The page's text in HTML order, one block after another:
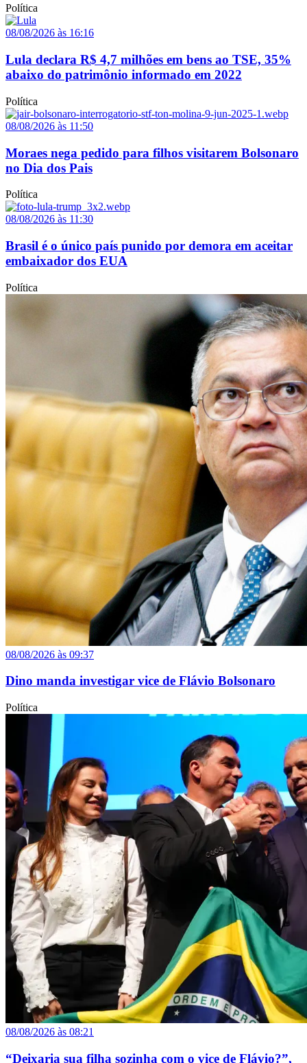
Política
08/08/2026 às 16:16
Lula declara R$ 4,7 milhões em bens ao TSE, 35%
abaixo do patrimônio informado em 2022
Política
08/08/2026 às 11:50
Moraes nega pedido para filhos visitarem Bolsonaro
no Dia dos Pais
Política
08/08/2026 às 11:30
Brasil é o único país punido por demora em aceitar
embaixador dos EUA
Política
08/08/2026 às 09:37
Dino manda investigar vice de Flávio Bolsonaro
Política
08/08/2026 às 08:21
“Deixaria sua filha sozinha com o vice de Flávio?”,